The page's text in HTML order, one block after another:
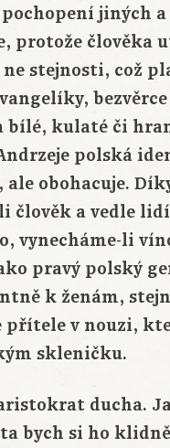
jiných
protože člověka
stejnosti, což
bílé, kulaté či
polská
ale obohacuje.
člověk a vedle
vynecháme-li
pravý polský
k ženám,
přítele v nouzi,
skleničku.
ducha.
bych si ho